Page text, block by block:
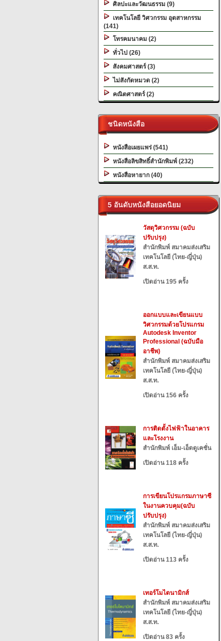
ศิลปะและวัฒนธรรม (9)
เทคโนโลยี วิศวกรรม อุตสาหกรรม
(141)
โทรคมนาคม (2)
ทั่วไป (26)
สังคมศาสตร์ (3)
ไม่สังกัดหมวด (2)
คณิตศาสตร์ (2)
ชนิดหนังสือ
หนังสือเผยแพร่ (541)
หนังสือลิขสิทธิ์สำนักพิมพ์ (232)
หนังสือหายาก (40)
5 อันดับหนังสือยอดนิยม
วัสดุวิศวกรรม (ฉบับ
ปรับปรุง)
สำนักพิมพ์ สมาคมส่งเสริม
เทคโนโลยี (ไทย-ญี่ปุ่น)
ส.ส.ท.
เปิดอ่าน 195 ครั้ง
ออกแบบและเขียนแบบ
วิศวกรรมด้วยโปรแกรม
Autodesk Inventor
Professional (ฉบับมือ
อาชีพ)
สำนักพิมพ์ สมาคมส่งเสริม
เทคโนโลยี (ไทย-ญี่ปุ่น)
ส.ส.ท.
เปิดอ่าน 156 ครั้ง
การติดตั้งไฟฟ้าในอาคาร
และโรงงาน
สำนักพิมพ์ เอ็ม-เอ็ดดูเคชั่น
เปิดอ่าน 118 ครั้ง
การเขียนโปรแกรมภาษาซี
ในงานควบคุม(ฉบับ
ปรับปรุง)
สำนักพิมพ์ สมาคมส่งเสริม
เทคโนโลยี (ไทย-ญี่ปุ่น)
ส.ส.ท.
เปิดอ่าน 113 ครั้ง
เทอร์โมไดนามิกส์
สำนักพิมพ์ สมาคมส่งเสริม
เทคโนโลยี (ไทย-ญี่ปุ่น)
ส.ส.ท.
เปิดอ่าน 83 ครั้ง